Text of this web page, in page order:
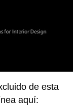
de esta
aquí: